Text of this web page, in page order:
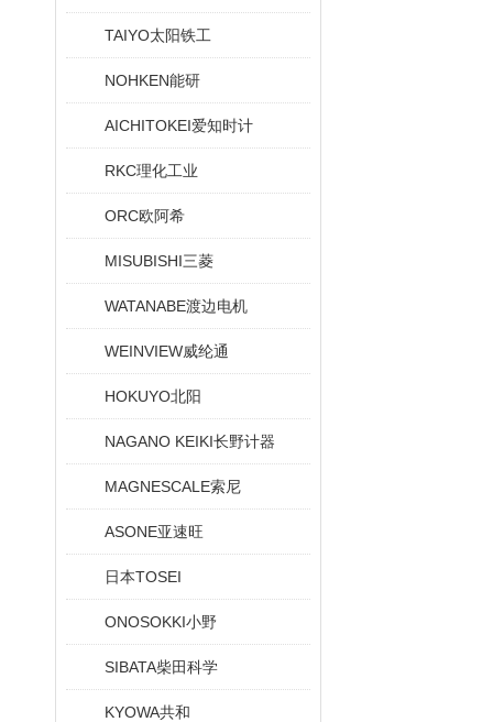
TAIYO太阳铁工
NOHKEN能研
AICHITOKEI爱知时计
RKC理化工业
ORC欧阿希
MISUBISHI三菱
WATANABE渡边电机
WEINVIEW威纶通
HOKUYO北阳
NAGANO KEIKI长野计器
MAGNESCALE索尼
ASONE亚速旺
日本TOSEI
ONOSOKKI小野
SIBATA柴田科学
KYOWA共和